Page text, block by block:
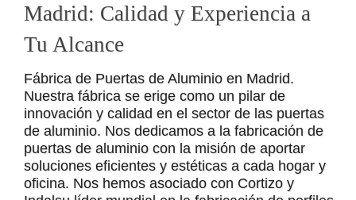
Madrid: Calidad y Experiencia a
Tu Alcance
Fábrica de Puertas de Aluminio en Madrid.
Nuestra fábrica se erige como un pilar de
innovación y calidad en el sector de las puertas
de aluminio. Nos dedicamos a la fabricación de
puertas de aluminio con la misión de aportar
soluciones eficientes y estéticas a cada hogar y
oficina. Nos hemos asociado con Cortizo y